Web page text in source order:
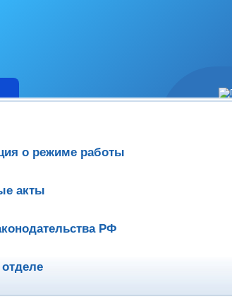
о режиме работы
акты
РФ